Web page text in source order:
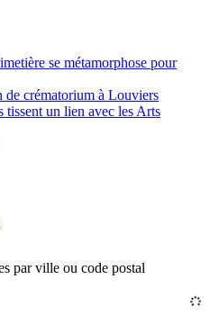
se métamorphose pour
crématorium à Louviers
tissent un lien avec les Arts
par ville ou code postal